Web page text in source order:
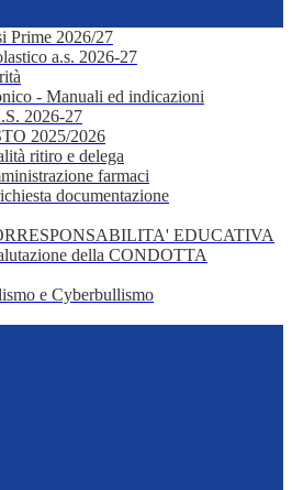
Prime 2026/27
a.s. 2026-27
- Manuali ed indicazioni
2026-27
2025/2026
ritiro e delega
farmaci
documentazione
EDUCATIVA
della CONDOTTA
e Cyberbullismo